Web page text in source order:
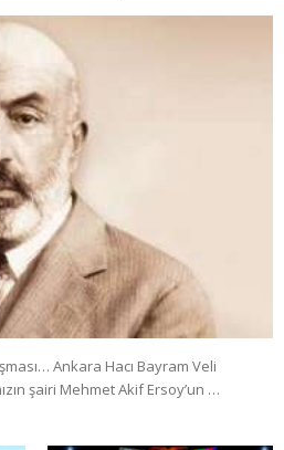
Ankara Hacı Bayram Veli
şairi Mehmet Akif Ersoy’un …